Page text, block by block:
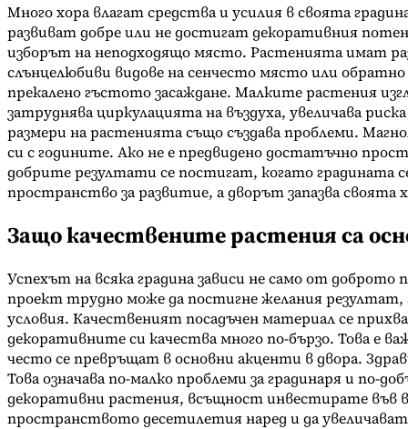
Много хора влагат средства и усилия в своята
развиват добре или не достигат декоративния
изборът на неподходящо място. Растенията имат
слънцелюбиви видове на сенчесто място или
прекалено гъстото засаждане. Малките растения
затруднява циркулацията на въздуха, увеличава
размери на растенията също създава проблеми.
си с годините. Ако не е предвидено достатъчно
добрите резултати се постигат, когато градината
пространство за развитие, а дворът запазва своята
Защо качествените растения са
Успехът на всяка градина зависи не само от
проект трудно може да постигне желания резултат,
условия. Качественият посадъчен материал се
декоративните си качества много по-бързо. Това е
често се превръщат в основни акценти в двора.
Това означава по-малко проблеми за градинаря и по-
декоративни растения, всъщност инвестирате във
пространството десетилетия наред и да